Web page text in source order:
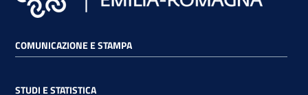
Chi
COMUNICAZIONE E STAMPA
STUDI E STATISTICA